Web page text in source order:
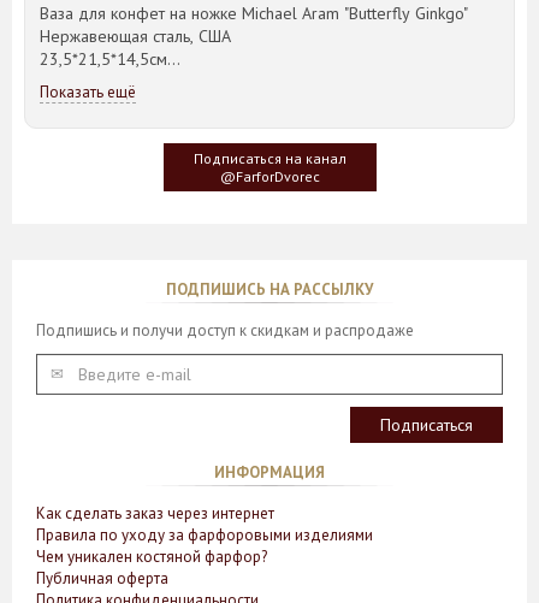
Ваза для конфет на ножке Michael Aram "Butterfly Ginkgo"
Нержавеющая сталь, США
23,5*21,5*14,5см
Идея такого дизайна предметов сервировки стола пришла
создателю, когда он впервые увидел дерево Гинкго Билоба,
у которого растут двойные листья, напоминающие крылья
Показать ещё
Подписаться на канал
@FarforDvorec
ПОДПИШИСЬ НА РАССЫЛКУ
Подпишись и получи доступ к скидкам и распродаже
ИНФОРМАЦИЯ
Как сделать заказ через интернет
Правила по уходу за фарфоровыми изделиями
Чем уникален костяной фарфор?
Публичная оферта